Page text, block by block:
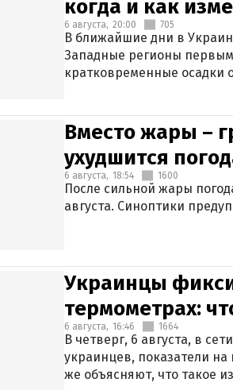
когда и как
6 августа, 20:00 705
В ближайшие дни в
Западные регионы
кратковременные осадки
Вместо жары –
ухудшится
6 августа, 18:54 1600
После сильной жары
августа. Синоптики
Украинцы
термометрах:
6 августа, 16:46 1664
В четверг, 6 августа, в
украинцев, показатели на
же объясняют, что такое